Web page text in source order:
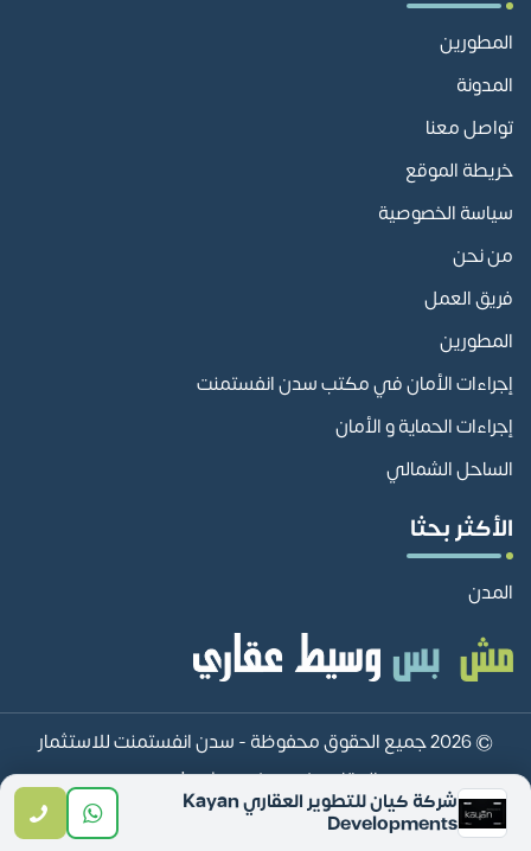
المطورين
المدونة
تواصل معنا
خريطة الموقع
سياسة الخصوصية
من نحن
فريق العمل
المطورين
إجراءات الأمان في مكتب سدن انفستمنت
إجراءات الحماية و الأمان
الساحل الشمالي
الأكثر بحثا
المدن
© 2026 جميع الحقوق محفوظة -
سدن انفستمنت للاستثمار
العقاري sadan investment
شركة كيان للتطوير العقاري Kayan
Developments